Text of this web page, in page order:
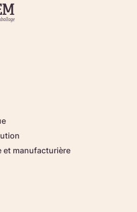
rapide
Télécharger
et manufacturière